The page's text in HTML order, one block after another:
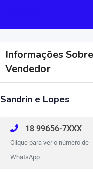
Informações
Vendedor
Sandrin e Lopes
18 99656-7XXX
Clique para ver o número de
WhatsApp